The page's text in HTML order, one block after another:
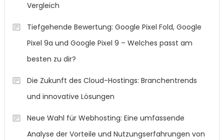
Vergleich
Tiefgehende Bewertung: Google Pixel Fold, Google
Pixel 9a und Google Pixel 9 – Welches passt am
besten zu dir?
Die Zukunft des Cloud-Hostings: Branchentrends
und innovative Lösungen
Neue Wahl für Webhosting: Eine umfassende
Analyse der Vorteile und Nutzungserfahrungen von